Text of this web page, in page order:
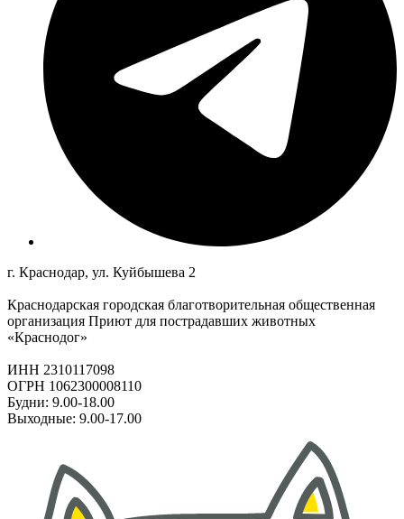
г. Краснодар, ул. Куйбышева 2
Краснодарская городская благотворительная общественная
организация Приют для пострадавших животных
«Краснодог»
ИНН 2310117098
ОГРН 1062300008110
Будни: 9.00-18.00
Выходные: 9.00-17.00